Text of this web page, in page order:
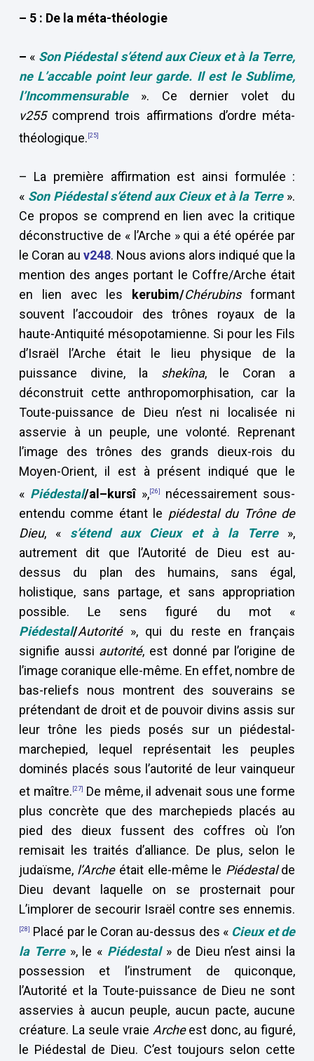
– 5 : De la méta-théologie
– « Son Piédestal s’étend aux Cieux et à la Terre,
ne L’accable point leur garde. Il est le Sublime,
l’Incommensurable». Ce dernier volet du
v255comprend trois affirmations d’ordre méta-
théologique. [25]
– La première affirmation est ainsi formulée :
« Son Piédestal s’étend aux Cieux et à la Terre ».
Ce propos se comprend en lien avec la critique
déconstructive de « l’Arche » qui a été opérée par
le Coran au v248. Nous avions alors indiqué que la
mention des anges portant le Coffre/Arche était
en lien avec les
kerubim/Chérubinsformant
souvent l’accoudoir des trônes royaux de la
haute-Antiquité mésopotamienne. Si pour les Fils
d’Israël l’Arche était le lieu physique de la
puissance divine, la shekîna, le Coran a
déconstruit cette anthropomorphisation, car la
Toute-puissance de Dieu n’est ni localisée ni
asservie à un peuple, une volonté. Reprenant
l’image des trônes des grands dieux-rois du
Moyen-Orient, il est à présent indiqué que le
« Piédestal/al–kursî », [26]
nécessairement sous-
entendu comme étant le piédestal du Trône de
Dieu, « s’étend aux Cieux et à la Terre
»,
autrement dit que l’Autorité de Dieu est au-
dessus du plan des humains, sans égal,
holistique, sans partage, et sans appropriation
possible. Le sens figuré du mot «
Piédestal/Autorité», qui du reste en français
signifie aussi autorité, est donné par l’origine de
l’image coranique elle-même. En effet, nombre de
bas-reliefs nous montrent des souverains se
prétendant de droit et de pouvoir divins assis sur
leur trône les pieds posés sur un piédestal-
marchepied, lequel représentait les peuples
dominés placés sous l’autorité de leur vainqueur
et maître. [27]
De même, il advenait sous une forme
plus concrète que des marchepieds placés au
pied des dieux fussent des coffres où l’on
remisait les traités d’alliance. De plus, selon le
judaïsme, l’Archeétait elle-même le Piédestalde
Dieu devant laquelle on se prosternait pour
L’implorer de secourir Israël contre ses ennemis.
[28] Placé par le Coran au-dessus des « Cieux et de
la Terre », le « Piédestal » de Dieu n’est ainsi la
possession et l’instrument de quiconque,
l’Autorité et la Toute-puissance de Dieu ne sont
asservies à aucun peuple, aucun pacte, aucune
créature. La seule vraie Archeest donc, au figuré,
le Piédestal de Dieu. C’est toujours selon cette